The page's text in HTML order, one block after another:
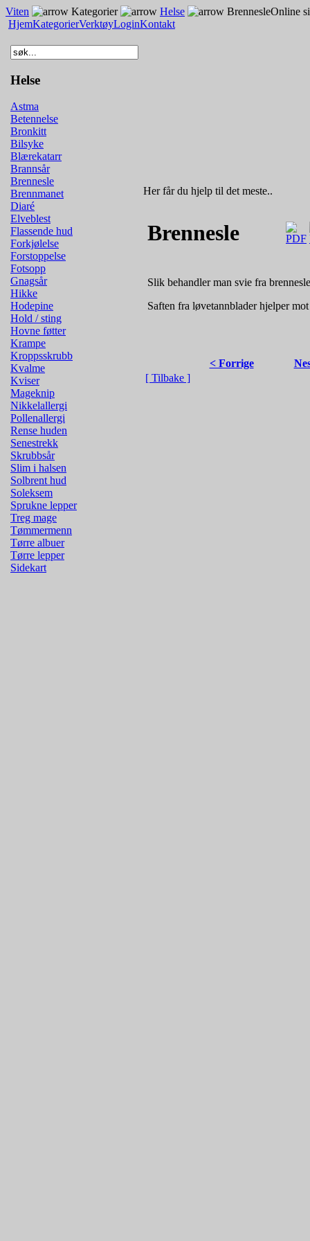
Viten Kategorier Helse BrennesleOnline
HjemKategorierVerktøyLoginKontakt
Helse
Astma
Betennelse
Bronkitt
Bilsyke
Blærekatarr
Brannsår
Brennesle
Brennmanet
Diaré
Elveblest
Flassende hud
Forkjølelse
Forstoppelse
Fotsopp
Gnagsår
Hikke
Hodepine
Hold / sting
Hovne føtter
Krampe
Kroppsskrubb
Kvalme
Kviser
Mageknip
Nikkelallergi
Pollenallergi
Rense huden
Senestrekk
Skrubbsår
Slim i halsen
Solbrent hud
Soleksem
Sprukne lepper
Treg mage
Tømmermenn
Tørre albuer
Tørre lepper
Sidekart
Her får du hjelp til det meste..
Brennesle
Slik behandler man svie fra
Saften fra løvetannblader hjelper
< Forrige
[ Tilbake ]